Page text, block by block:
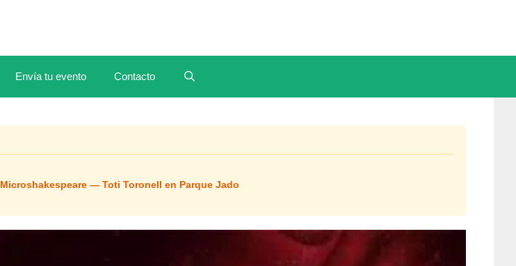
Envía tu evento Contacto
Microshakespeare — Toti Toronell en Parque Jado